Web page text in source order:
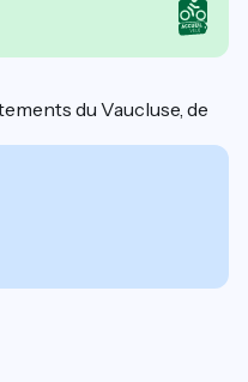
du Vaucluse, de